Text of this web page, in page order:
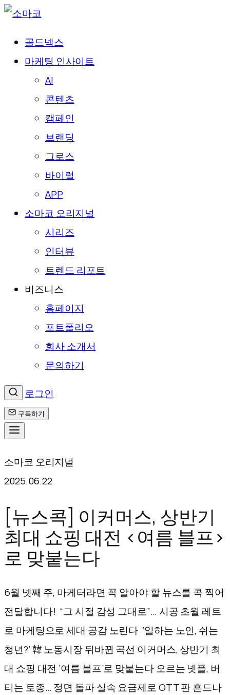
골드넥스
마케팅 인사이트
AI
콘텐츠
캠페인
브랜딩
그로스
바이럴
APP
소마코 오리지널
시리즈
인터뷰
트렌드 리포트
비즈니스
홈페이지
포트폴리오
회사 소개서
문의하기
로그인
구독하기
텐
츠
로
바
로
가
소마코 오리지널
2025.06.22
[뉴스콕] 이커머스, 상반기
최대 쇼핑 대전 <여름 블프>
로 맞붙는다
6월 넷째 주, 마케터라면 꼭 알아야 할 뉴스를 콕 찍어
전달합니다! “그 시절 감성 그대로”… 시공 초월 레트
로 마케팅으로 세대 공감 노린다 ‘일하는 노인, 쉬는
청년?’ 韓 노동시장 뒤바뀐 곡선 이커머스, 상반기 최
대 쇼핑 대전 ‘여름 블프’로 맞붙는다 오르는 넷플, 버
티는 토종… 정면 돌파 실속 요금제로 OTT 판 흔드나